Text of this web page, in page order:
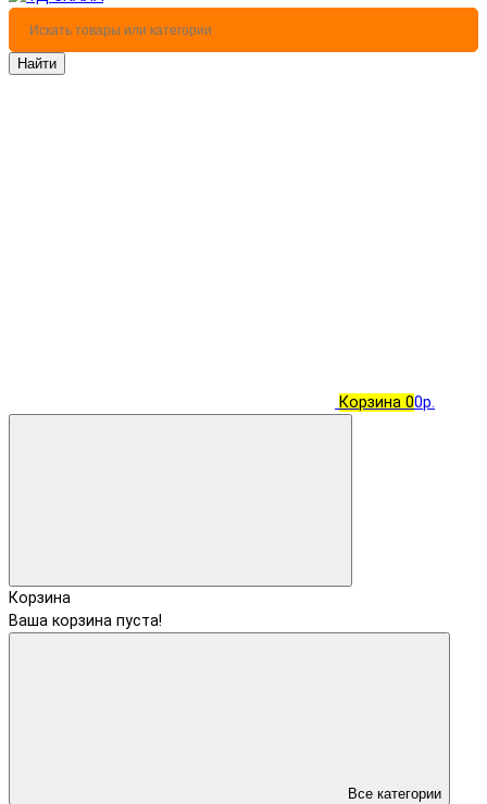
Найти
Корзина 00р.
Корзина
Ваша корзина пуста!
Все категории